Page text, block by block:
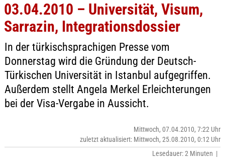
03.04.2010 – Universität, Visum,
Sarrazin, Integrationsdossier
In der türkischsprachigen Presse vom
Donnerstag wird die Gründung der Deutsch-
Türkischen Universität in Istanbul aufgegriffen.
Außerdem stellt Angela Merkel Erleichterungen
bei der Visa-Vergabe in Aussicht.
Mittwoch, 07.04.2010, 7:22 Uhr
zuletzt aktualisiert: Mittwoch, 25.08.2010, 0:12 Uhr
Lesedauer: 2 Minuten |